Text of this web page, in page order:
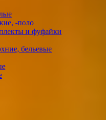
-поло
и фуфайки
бельевые